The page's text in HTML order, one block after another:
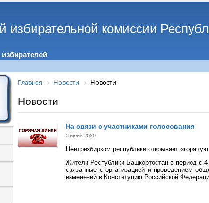
избирательной комиссии
Главная Новости Новости
Новости
На связи с участниками голосования
3 июня 2020
Центризбирком республики открывает
Жители Республики Башкортостан в период с
связанные с организацией и проведением
изменений в Конституцию Российской